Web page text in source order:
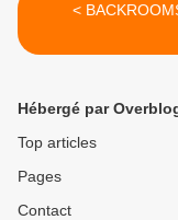
<
Hébergé par
Top articles
Pages
Contact